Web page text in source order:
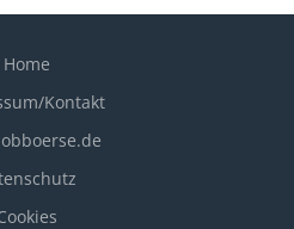
Home
Kontakt